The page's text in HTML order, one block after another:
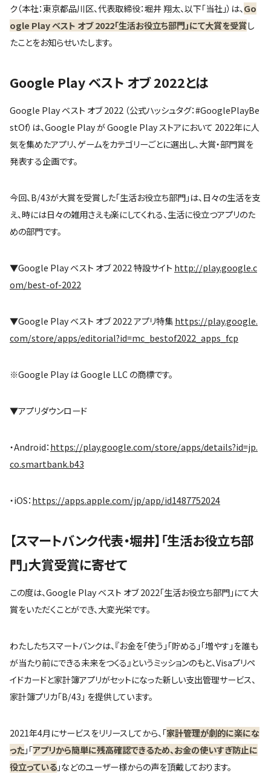
ク（本社：東京都品川区、代表取締役：堀井 翔太、以下「当社」）は、 Go
ogle Play ベスト オブ 2022「生活お役立ち部門」にて大賞を受賞し
たことをお知らせいたします。
Google Play ベスト オブ 2022とは
Google Play ベスト オブ 2022 （公式ハッシュタグ：#GooglePlayBe
stOf）は、Google Play が Google Play ストアにおいて 2022年に人
気を集めたアプリ、ゲームをカテゴリーごとに選出し、大賞・部門賞を
発表する企画です。
今回、B/43が大賞を受賞した「生活お役立ち部門」は、日々の生活を支
え、時には日々の雑用さえも楽にしてくれる、生活に役立つアプリのた
めの部門です。
▼Google Play ベスト オブ 2022 特設サイト http://play.google.c
om/best-of-2022
▼Google Play ベスト オブ 2022 アプリ特集 https://play.google.
com/store/apps/editorial?id=mc_bestof2022_apps_fcp
※Google Play は Google LLC の商標です。
▼アプリダウンロード
・Android： https://play.google.com/store/apps/details?id=jp.
co.smartbank.b43
・iOS： https://apps.apple.com/jp/app/id1487752024
【スマートバンク代表・堀井】「生活お役立ち部
門」大賞受賞に寄せて
この度は、Google Play ベスト オブ 2022「生活お役立ち部門」にて大
賞をいただくことができ、大変光栄です。
わたしたちスマートバンクは、『お金を「使う」「貯める」「増やす」を誰も
が当たり前にできる未来をつくる』というミッションのもと、Visaプリペ
イドカードと家計簿アプリがセットになった新しい支出管理サービス、
家計簿プリカ「B/43」 を提供しています。
2021年4月にサービスをリリースしてから、「家計管理が劇的に楽にな
った 」「アプリから簡単に残高確認できるため、お金の使いすぎ防止に
役立っている 」などのユーザー様からの声を頂戴しております。